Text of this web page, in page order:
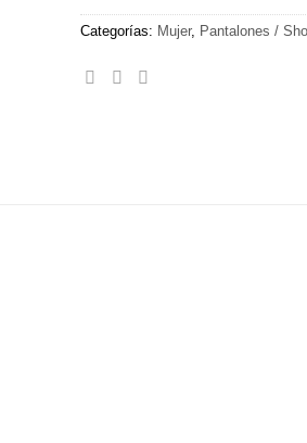
Categorías: Mujer, Pantalones /